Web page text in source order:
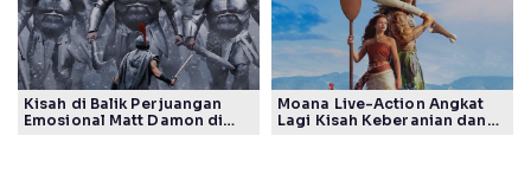
Kisah di Balik Perjuangan
Emosional Matt Damon di
Moana Live-Action Angkat
Lagi Kisah Keberanian dan